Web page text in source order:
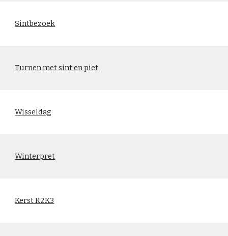
Sintbezoek
Turnen met sint en piet
Wisseldag
Winterpret
Kerst K2K3